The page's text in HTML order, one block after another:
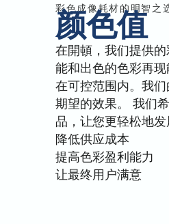
彩色成像耗材的明智之
颜色值
在開頓，我们提供
能和出色的色彩再
在可控范围内。我
期望的效果。 我们
品，让您更轻松地发
降低供应成本
提高色彩盈利能力
让最终用户满意